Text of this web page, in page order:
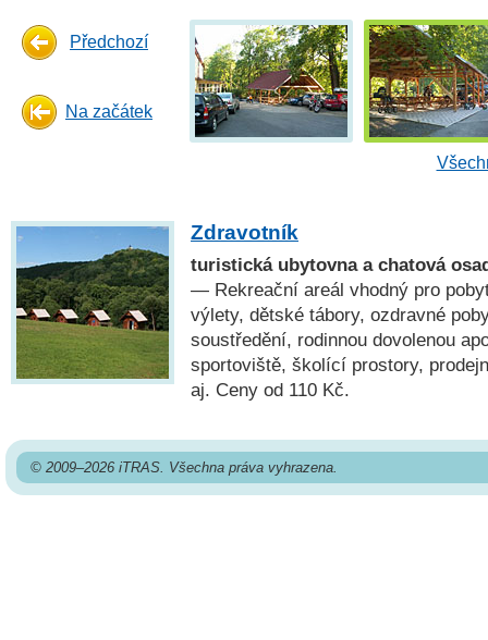
Předchozí
Na začátek
Zdravotník
turistická ubytovna a chatová
— Rekreační areál vhodný pro
výlety, dětské tábory, ozdravné
soustředění, rodinnou dovolenou
sportoviště, školící prostory,
aj. Ceny od 110 Kč.
© 2009–2026 iTRAS. Všechna práva vyhrazena.